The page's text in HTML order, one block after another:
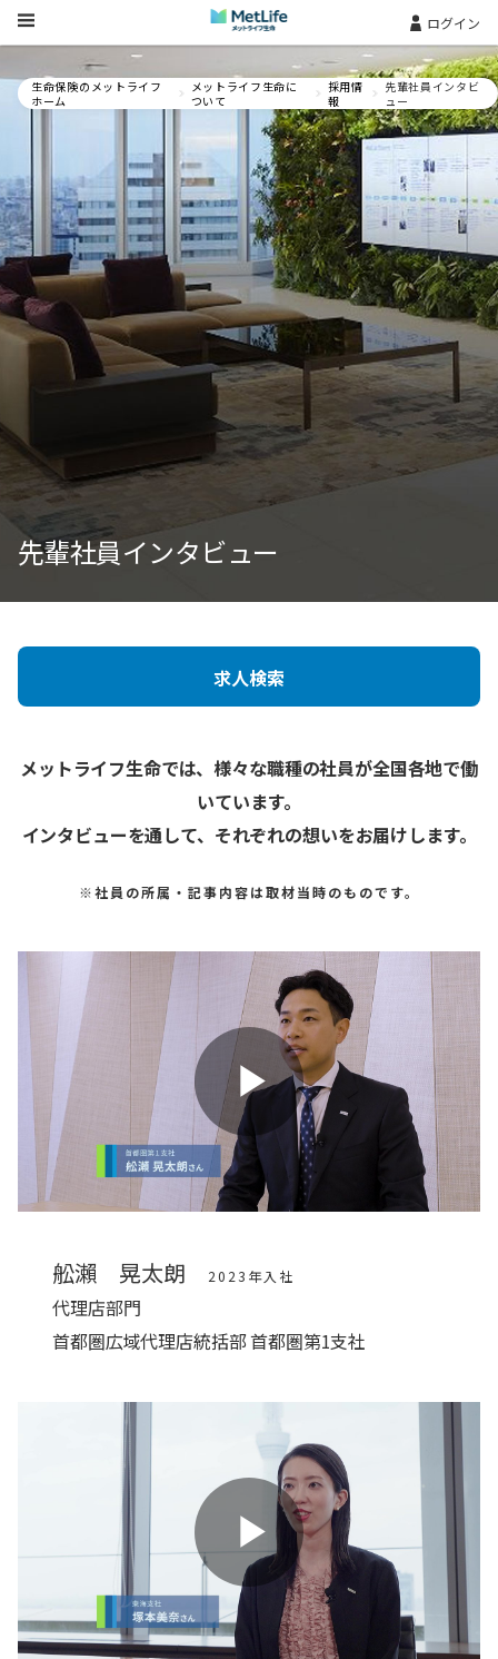
Skip Navigation ログイン
生命保険のメットライフ
ホーム
メットライフ生命に
ついて
採用情
報
先輩社員インタビ
ュー
先輩社員インタビュー
求人検索
メットライフ生命では、様々な職種の社員が全国各地で働
いています。
インタビューを通して、それぞれの想いをお届けします。
※社員の所属・記事内容は取材当時のものです。
Play
舩瀨 晃太朗 2023年入社
代理店部門
首都圏広域代理店統括部 首都圏第1支社
Play